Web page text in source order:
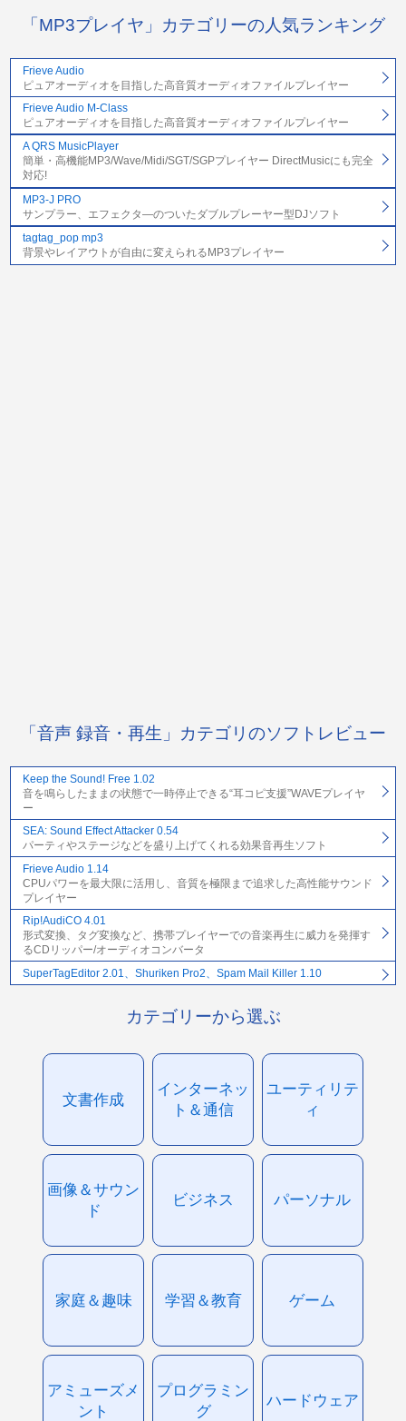
「MP3プレイヤ」カテゴリーの人気ランキング
Frieve Audio
ピュアオーディオを目指した高音質オーディオファイルプレイヤー
Frieve Audio M-Class
ピュアオーディオを目指した高音質オーディオファイルプレイヤー
A QRS MusicPlayer
簡単・高機能MP3/Wave/Midi/SGT/SGPプレイヤー DirectMusicにも完全
対応!
MP3-J PRO
サンプラー、エフェクタ―のついたダブルプレーヤー型DJソフト
tagtag_pop mp3
背景やレイアウトが自由に変えられるMP3プレイヤー
「音声 録音・再生」カテゴリのソフトレビュー
Keep the Sound! Free 1.02
音を鳴らしたままの状態で一時停止できる“耳コピ支援”WAVEプレイヤ
ー
SEA: Sound Effect Attacker 0.54
パーティやステージなどを盛り上げてくれる効果音再生ソフト
Frieve Audio 1.14
CPUパワーを最大限に活用し、音質を極限まで追求した高性能サウンド
プレイヤー
Rip!AudiCO 4.01
形式変換、タグ変換など、携帯プレイヤーでの音楽再生に威力を発揮す
るCDリッパー/オーディオコンバータ
SuperTagEditor 2.01、Shuriken Pro2、Spam Mail Killer 1.10
カテゴリーから選ぶ
文書作成
インターネッ
ト＆通信
ユーティリテ
ィ
画像＆サウン
ド
ビジネス パーソナル
家庭＆趣味 学習＆教育 ゲーム
アミューズメ
ント
プログラミン
グ
ハードウェア